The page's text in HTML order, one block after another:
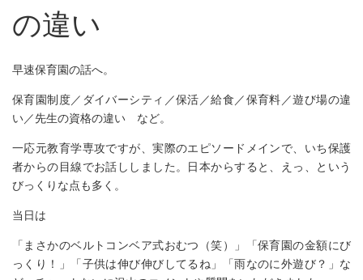
の違い
早速保育園の話へ。
保育園制度／ダイバーシティ／保活／給食／保育料／遊び場の違
い／先生の資格の違い など。
一応元教育学専攻ですが、実際のエピソードメインで、いち保護
者からの目線でお話ししました。日本からすると、えっ、という
びっくりな点も多く。
当日は
「まさかのベルトコンベア式おむつ（笑）」「保育園の金額にび
っくり！」「子供は伸び伸びしてるね」「雨なのに外遊び？」な